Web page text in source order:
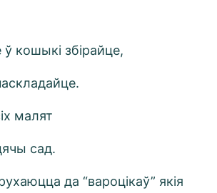
кошыкі збірайце,
малят
сад.
да “вароцікаў” якія